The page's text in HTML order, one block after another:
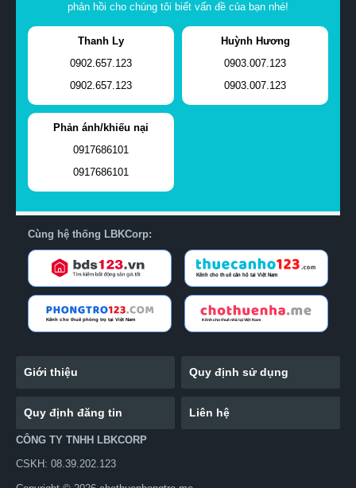
phản hồi cho chúng tôi biết vấn đề của bạn nhé!
Thanh Ly
0902.657.123
0902.657.123
Huỳnh Hương
0903.007.123
0903.007.123
Phản ánh/khiếu nại
0917686101
0917686101
Cùng hệ thống LBKCorp:
Giới thiệu Quy định sử dụng
Quy định đăng tin Liên hệ
CÔNG TY TNHH LBKCORP
CSKH: 08.39.202.123